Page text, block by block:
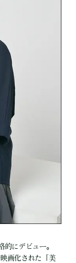
的にデビュー。
画化された「美